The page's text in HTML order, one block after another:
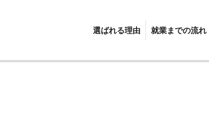
選ばれる理由 就業までの流れ